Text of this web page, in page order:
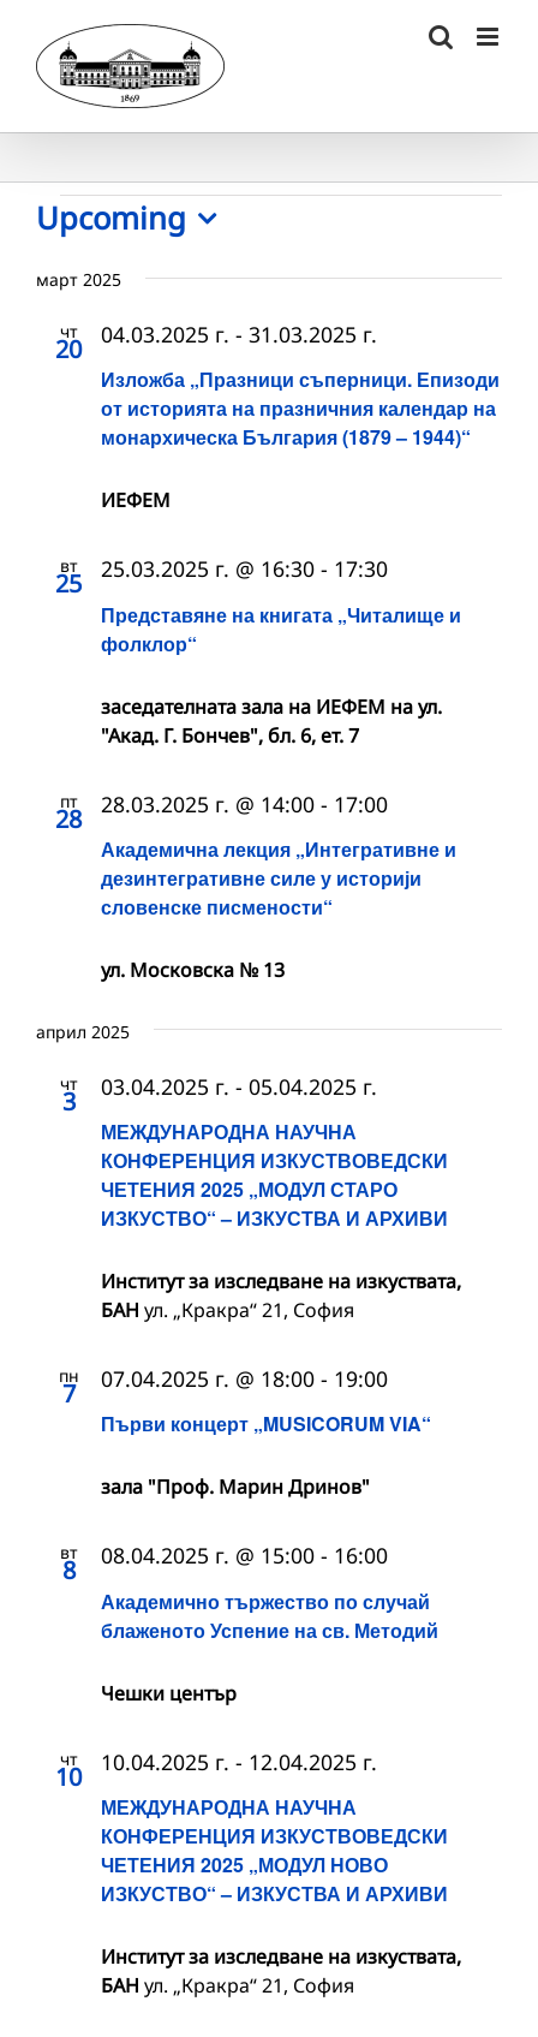
content
Събития
Upcoming
date.
март 2025
чт
20
Изложба „Празници съперници. Епизоди
от историята на празничния календар на
монархическа България (1879 – 1944)“
04.03.2025 г. - 31.03.2025 г.
ИЕФЕМ
вт
25
Представяне на книгата „Читалище и
фолклор“
25.03.2025 г. @ 16:30 - 17:30
заседателната зала на ИЕФЕМ на ул.
"Акад. Г. Бончев", бл. 6, ет. 7
пт
28
Академична лекция „Интегративне и
дезинтегративне силе у историји
словенске писмености“
28.03.2025 г. @ 14:00 - 17:00
ул. Московска № 13
април 2025
чт
3
МЕЖДУНАРОДНА НАУЧНА
КОНФЕРЕНЦИЯ ИЗКУСТВОВЕДСКИ
ЧЕТЕНИЯ 2025 „МОДУЛ СТАРО
ИЗКУСТВО“ – ИЗКУСТВА И АРХИВИ
03.04.2025 г. - 05.04.2025 г.
Институт за изследване на изкуствата,
БАН ул. „Кракра“ 21, София
пн
7
Първи концерт „MUSICORUM VIA“
07.04.2025 г. @ 18:00 - 19:00
зала "Проф. Марин Дринов"
вт
8
Академично тържество по случай
блаженото Успение на св. Методий
08.04.2025 г. @ 15:00 - 16:00
Чешки център
чт
10
МЕЖДУНАРОДНА НАУЧНА
КОНФЕРЕНЦИЯ ИЗКУСТВОВЕДСКИ
ЧЕТЕНИЯ 2025 „МОДУЛ НОВО
ИЗКУСТВО“ – ИЗКУСТВА И АРХИВИ
10.04.2025 г. - 12.04.2025 г.
Институт за изследване на изкуствата,
БАН ул. „Кракра“ 21, София